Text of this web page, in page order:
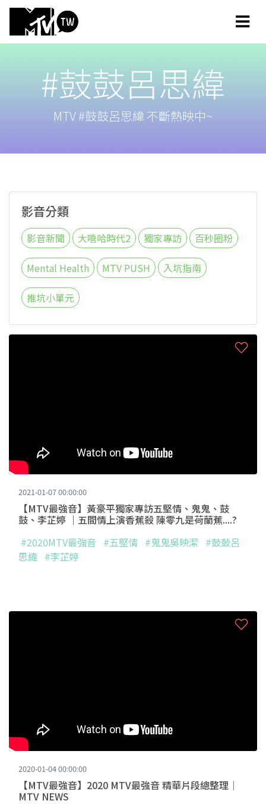
#鼓鼓呂思緯
MTV #鼓鼓呂思緯 不斷熱映中~
影音分類
影音新聞 大嘻哈時代2 獨家專訪 百秒圈粉
Mental Health MTV PUSH 入坑指南
推坑小單元
2021-01-07 00:00:00
【MTV最強音】黃豪平獨家專訪五堅情、鬼鬼、鼓
鼓、李芷婷 ｜五間情上演香蕉殺 陳零九是荷蘭蕉....?
#2020MTV最強音 #五堅情 #鬼鬼吳映潔 #鼓鼓呂
思緯 #李芷婷
2020-01-04 00:00:00
【MTV最強音】2020 MTV最強音 精華片段總整理｜
MTV NEWS